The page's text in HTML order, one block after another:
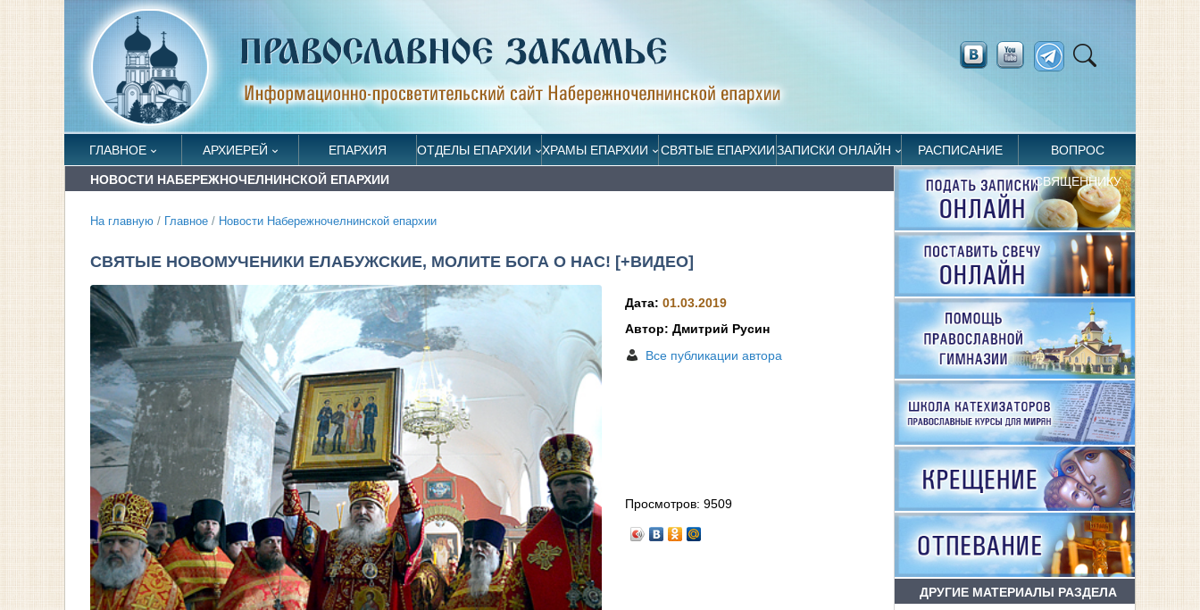
ГЛАВНОЕ АРХИЕРЕЙ ЕПАРХИЯ ОТДЕЛЫ ЕПАРХИИ ХРАМЫ ЕПАРХИИ СВЯТЫЕ ЕПАРХИИЗАПИСКИ ОНЛАЙН РАСПИСАНИЕ ВОПРОС
СВЯЩЕННИКУ
НОВОСТИ НАБЕРЕЖНОЧЕЛНИНСКОЙ ЕПАРХИИ
На главную / Главное / Новости Набережночелнинской епархии
СВЯТЫЕ НОВОМУЧЕНИКИ ЕЛАБУЖСКИЕ, МОЛИТЕ БОГА О НАС! [+ВИДЕО]
Дата:01.03.2019
Автор: Дмитрий Русин
Все публикации автора
Просмотров:9509
ДРУГИЕ МАТЕРИАЛЫ РАЗДЕЛА